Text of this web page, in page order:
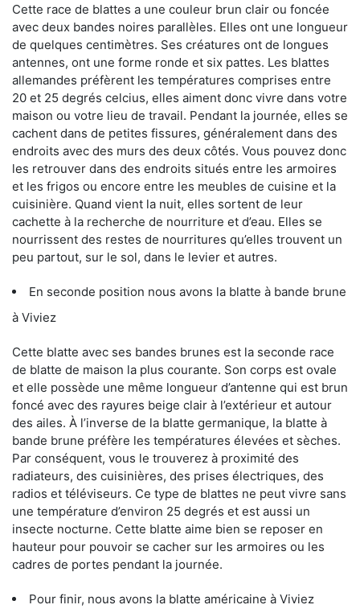
Cette race de blattes a une couleur brun clair ou foncée
avec deux bandes noires parallèles. Elles ont une longueur
de quelques centimètres. Ses créatures ont de longues
antennes, ont une forme ronde et six pattes. Les blattes
allemandes préfèrent les températures comprises entre
20 et 25 degrés celcius, elles aiment donc vivre dans votre
maison ou votre lieu de travail. Pendant la journée, elles se
cachent dans de petites fissures, généralement dans des
endroits avec des murs des deux côtés. Vous pouvez donc
les retrouver dans des endroits situés entre les armoires
et les frigos ou encore entre les meubles de cuisine et la
cuisinière. Quand vient la nuit, elles sortent de leur
cachette à la recherche de nourriture et d’eau. Elles se
nourrissent des restes de nourritures qu’elles trouvent un
peu partout, sur le sol, dans le levier et autres.
En seconde position nous avons la blatte à bande brune
à Viviez
Cette blatte avec ses bandes brunes est la seconde race
de blatte de maison la plus courante. Son corps est ovale
et elle possède une même longueur d’antenne qui est brun
foncé avec des rayures beige clair à l’extérieur et autour
des ailes. À l’inverse de la blatte germanique, la blatte à
bande brune préfère les températures élevées et sèches.
Par conséquent, vous le trouverez à proximité des
radiateurs, des cuisinières, des prises électriques, des
radios et téléviseurs. Ce type de blattes ne peut vivre sans
une température d’environ 25 degrés et est aussi un
insecte nocturne. Cette blatte aime bien se reposer en
hauteur pour pouvoir se cacher sur les armoires ou les
cadres de portes pendant la journée.
Pour finir, nous avons la blatte américaine à Viviez